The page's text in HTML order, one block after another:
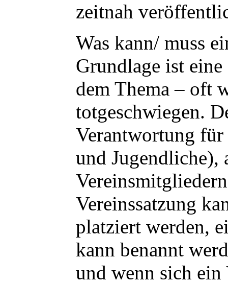
zeitnah
Was kann/ muss
Grundlage ist
dem Thema – oft
totgeschwiegen.
Verantwortung
und Jugendliche),
Vereinssatzung
platziert werden,
kann benannt
und wenn sich